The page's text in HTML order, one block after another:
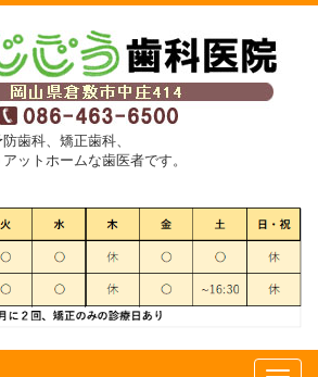
歯科、矯正歯科、
ットホームな歯医者です。